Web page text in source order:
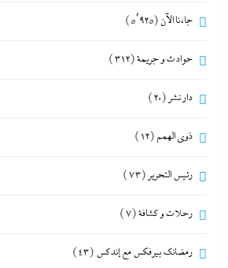
جاءنا الآن (5٬925)
حوادث و جريمة(312)
دار نشر (20)
ذوى الهمم (12)
رئيس التحرير (73)
رحلات و كشافة(7)
رمضانك بيرفكس مع إندكس (43)